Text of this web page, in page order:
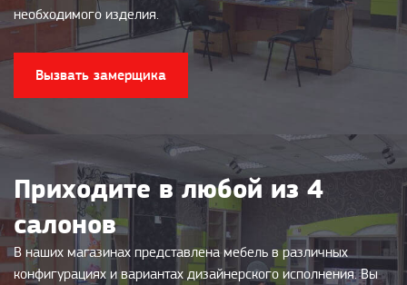
необходимого изделия.
Вызвать замерщика
Приходите в любой из 4
салонов
В наших магазинах представлена мебель в различных
конфигурациях и вариантах дизайнерского исполнения. Вы